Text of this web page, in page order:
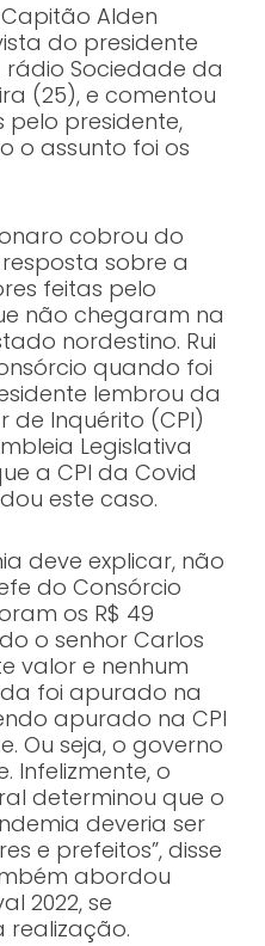
Alden
do presidente
Sociedade da
(25), e comentou
presidente,
o assunto foi os
cobrou do
sobre a
feitas pelo
não chegaram na
nordestino. Rui
quando foi
lembrou da
de Inquérito (CPI)
Legislativa
a CPI da Covid
este caso.
deve explicar, não
do Consórcio
os R$ 49
o senhor Carlos
valor e nenhum
foi apurado na
apurado na CPI
Ou seja, o governo
Infelizmente, o
determinou que o
deveria ser
e prefeitos”, disse
abordou
2022, se
realização.